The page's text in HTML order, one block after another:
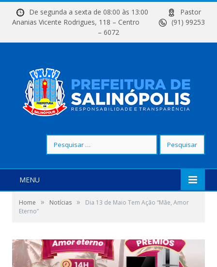
De segunda a sexta de 08:00 às 13:00
Pastor
Ananias Vicente Rodrigues, 118 – Centro
(91) 99253
– 6072
por:
MENU
Home » Notícias »
Dia 13 de Maio Tem Ação “Mãe, Amor
Eterno”